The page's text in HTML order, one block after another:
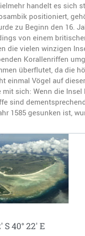
handelt es sich
positioniert,
zu Beginn den 16.
von einem
die vielen winzigen
Korallenriffen
überflutet, da die
einmal Vögel auf
sich: Wenn die
sind
1585 gesunken ist,
40° 22′ E